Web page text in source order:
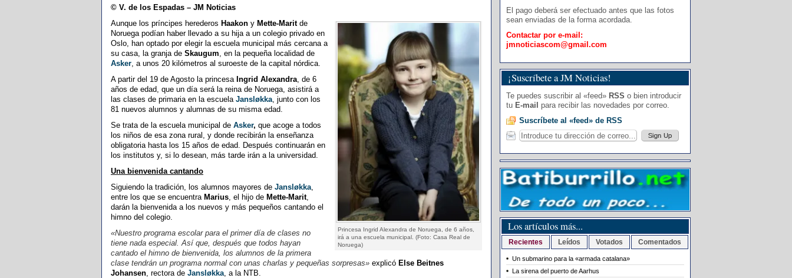
© V. de los Espadas – JM Noticias
Princesa Ingrid Alexandra de Noruega, de 6 años,
irá a una escuela municipal. (Foto: Casa Real de
Noruega)
Aunque los príncipes herederos Haakon y Mette-Maritde
Noruega podían haber llevado a su hija a un colegio privado en
Oslo, han optado por elegir la escuela municipal más cercana a
su casa, la granja de Skaugum, en la pequeña localidad de
Asker, a unos 20 kilómetros al suroeste de la capital nórdica.
A partir del 19 de Agosto la princesa Ingrid Alexandra, de 6
años de edad, que un día será la reina de Noruega, asistirá a
las clases de primaria en la escuela Jansløkka, junto con los
81 nuevos alumnos y alumnas de su misma edad.
Se trata de la escuela municipal de Asker, que acoge a todos
los niños de esa zona rural, y donde recibirán la enseñanza
obligatoria hasta los 15 años de edad. Después continuarán en
los institutos y, si lo desean, más tarde irán a la universidad.
Una bienvenida cantando
Siguiendo la tradición, los alumnos mayores de Jansløkka,
entre los que se encuentra Marius, el hijo de Mette-Marit,
darán la bienvenida a los nuevos y más pequeños cantando el
himno del colegio.
«Nuestro programa escolar para el primer día de clases no
tiene nada especial. Así que, después que todos hayan
cantado el himno de bienvenida, los alumnos de la primera
clase tendrán un programa normal con unas charlas y pequeñas sorpresas» explicó Else Beitnes
Johansen, rectora de Jansløkka, a la NTB.
El pago deberá ser efectuado antes que las fotos
sean enviadas de la forma acordada.
Contactar por e-mail:
jmnoticiascom@gmail.com
¡Suscríbete a JM Noticias!
Te puedes suscribir al «feed» RSS o bien introducir
tu E-mail para recibir las novedades por correo.
Suscríbete al «feed» de RSS
Los artículos más...
Recientes Leídos Votados Comentados
Un submarino para la «armada catalana»
La sirena del puerto de Aarhus